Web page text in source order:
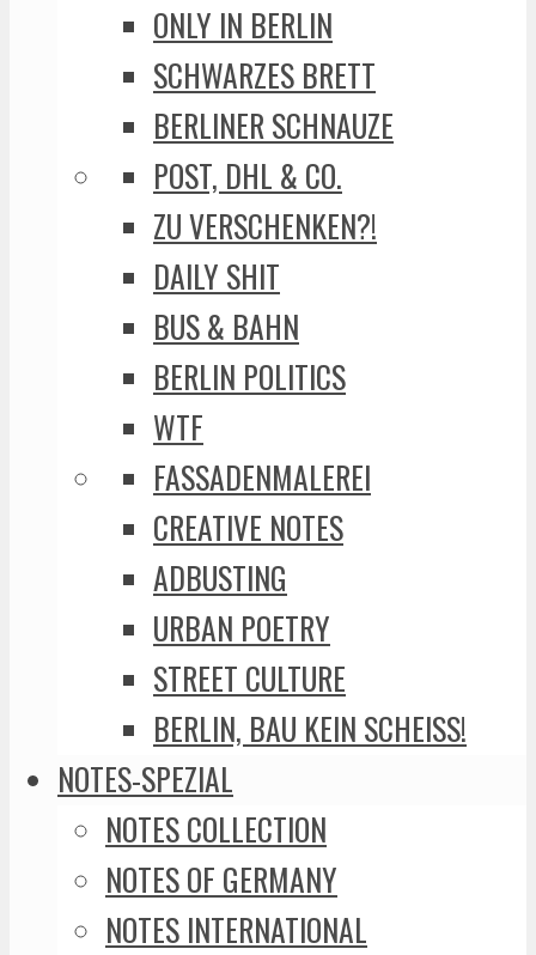
ONLY IN BERLIN
SCHWARZES BRETT
BERLINER SCHNAUZE
POST, DHL & CO.
ZU VERSCHENKEN?!
DAILY SHIT
BUS & BAHN
BERLIN POLITICS
WTF
FASSADENMALEREI
CREATIVE NOTES
ADBUSTING
URBAN POETRY
STREET CULTURE
BERLIN, BAU KEIN SCHEISS!
NOTES-SPEZIAL
NOTES COLLECTION
NOTES OF GERMANY
NOTES INTERNATIONAL